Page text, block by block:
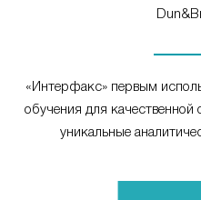
«Интерфакс» первым
обучения для качественной
уникальные